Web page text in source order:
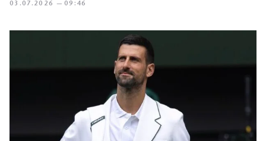
03.07.2026 — 09:46